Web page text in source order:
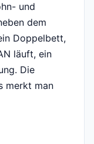
und
dem
Doppelbett,
läuft, ein
Die
merkt man